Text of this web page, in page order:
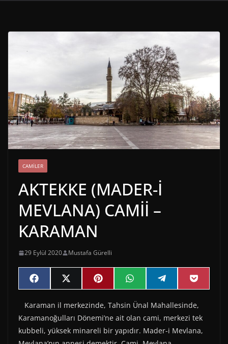
CAMILER
AKTEKKE (MADER-İ
MEVLANA) CAMİİ –
KARAMAN
29 Eylül 2020 Mustafa Gürelli
Share
on
F
a
e
b
o
o
k
Share
on
X
(
w
i
t
t
e
Share
on
P
i
t
e
r
e
s
Share
on
W
h
a
t
s
A
p
p
Share
on
e
e
g
r
a
m
Share
on
P
o
k
e
t
Karaman il merkezinde, Tahsin Ünal Mahallesinde,
Karamanoğulları Dönemi’ne ait olan cami, merkezi tek
kubbeli, yüksek minareli bir yapıdır. Mader-i Mevlana,